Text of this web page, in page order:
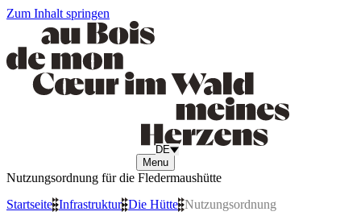
Zum Inhalt springen
Menu
DE
Nutzungsordnung für die Fledermaushütte
Startseite»Infrastruktur»Die Hütte»Nutzungsordnung